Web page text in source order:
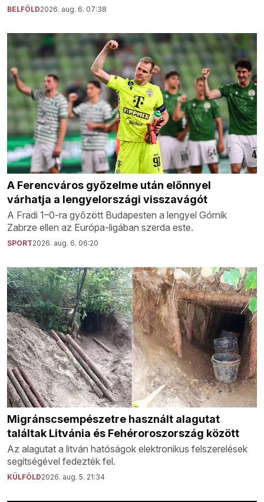
BELFÖLD2026. aug. 6. 07:38
A Ferencváros győzelme után előnnyel
várhatja a lengyelországi visszavágót
A Fradi 1–0-ra győzött Budapesten a lengyel Górnik
Zabrze ellen az Európa-ligában szerda este.
SPORT2026. aug. 6. 06:20
Migránscsempészetre használt alagutat
találtak Litvánia és Fehéroroszország között
Az alagutat a litván hatóságok elektronikus felszerelések
segítségével fedezték fel.
KÜLFÖLD2026. aug. 5. 21:34